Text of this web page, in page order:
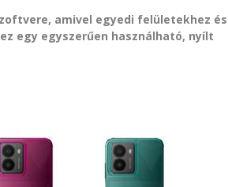
amivel egyedi felületekhez és
egy egyszerűen használható, nyílt